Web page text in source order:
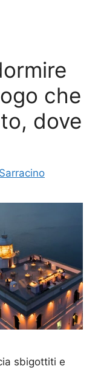
che
dove
sbigottiti e